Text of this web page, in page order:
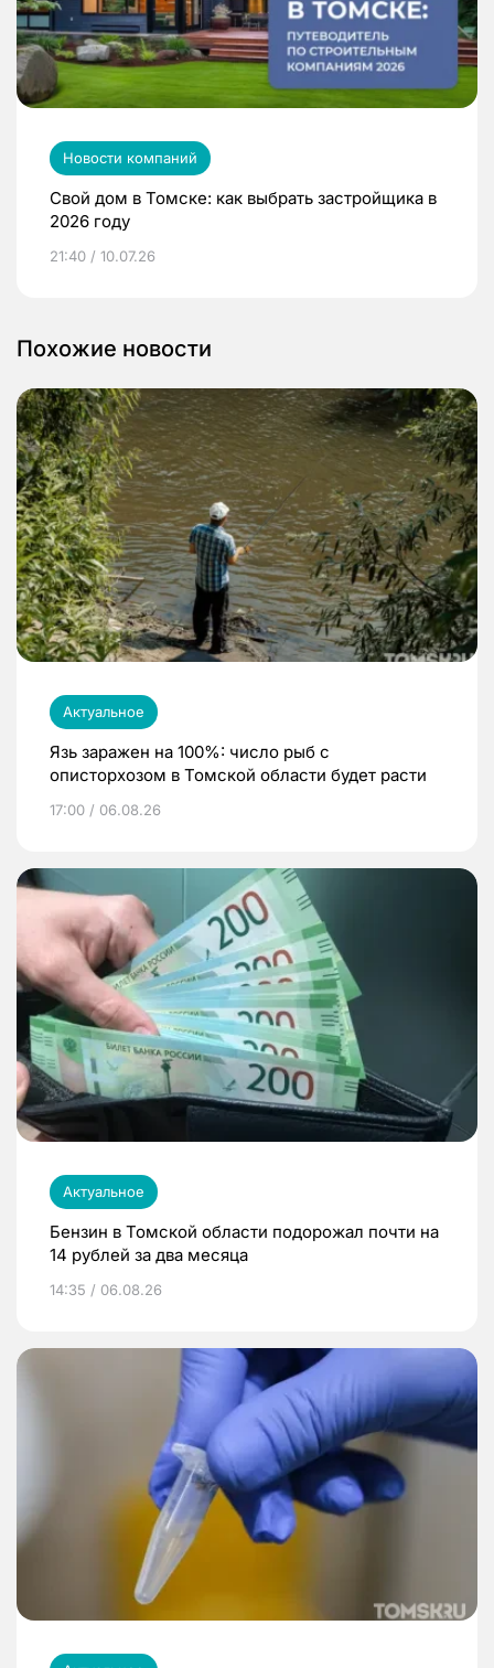
Новости компаний
Свой дом в Томске: как выбрать застройщика в
2026 году
21:40 / 10.07.26
Похожие новости
Актуальное
Язь заражен на 100%: число рыб с
описторхозом в Томской области будет расти
17:00 / 06.08.26
Актуальное
Бензин в Томской области подорожал почти на
14 рублей за два месяца
14:35 / 06.08.26